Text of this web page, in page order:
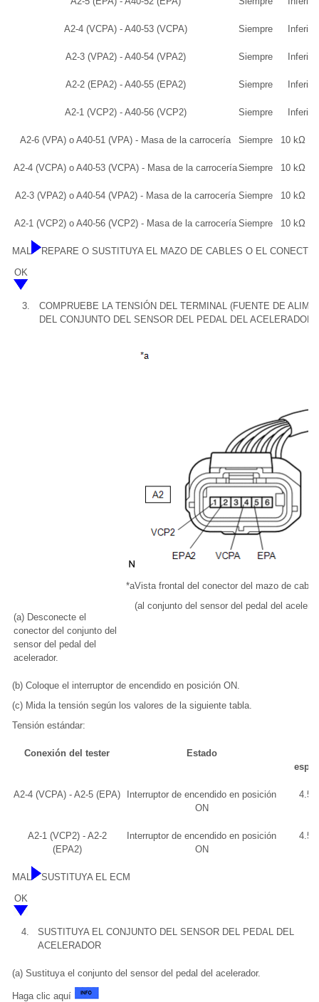
A2-4 (VCPA) - A40-53 (VCPA) Siempre
A2-3 (VPA2) - A40-54 (VPA2) Siempre
A2-2 (EPA2) - A40-55 (EPA2) Siempre
A2-1 (VCP2) - A40-56 (VCP2) Siempre
A2-6 (VPA) o A40-51 (VPA) - Masa de la carrocería Siempre 10 kΩ o
A2-4 (VCPA) o A40-53 (VCPA) - Masa de la carroceríaSiempre 10 kΩ o
A2-3 (VPA2) o A40-54 (VPA2) - Masa de la carrocería Siempre 10 kΩ o
A2-1 (VCP2) o A40-56 (VCP2) - Masa de la carrocería Siempre 10 kΩ o
MAL
REPARE O SUSTITUYA EL MAZO DE CABLES O EL
OK
3.
COMPRUEBE LA TENSIÓN DEL TERMINAL (FUENTE DE
DEL CONJUNTO DEL SENSOR DEL PEDAL DEL ACELERADOR)
(a) Desconecte el
conector del conjunto del
sensor del pedal del
acelerador.
*aVista frontal del conector del mazo de
(al conjunto del sensor del pedal del
(b) Coloque el interruptor de encendido en posición ON.
(c) Mida la tensión según los valores de la siguiente tabla.
Tensión estándar:
Conexión del tester Estado
A2-4 (VCPA) - A2-5 (EPA)
Interruptor de encendido en posición
ON
4.5
A2-1 (VCP2) - A2-2
(EPA2)
Interruptor de encendido en posición
ON
4.5
MAL
SUSTITUYA EL ECM
OK
4.
SUSTITUYA EL CONJUNTO DEL SENSOR DEL PEDAL DEL
ACELERADOR
(a) Sustituya el conjunto del sensor del pedal del acelerador.
Haga clic aquí